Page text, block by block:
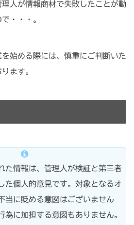
人が情報商材で失敗したことが動
・・・。
始める際には、慎重にご判断いた
ます。
た情報は、管理人が検証と第三者
た個人的意見です。対象となるオ
当に貶める意図はございません
為に加担する意図もありません。